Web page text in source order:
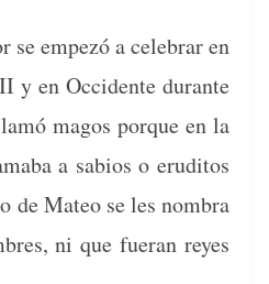
se empezó a cel­e­brar en
y en Occi­dente durante
magos porque en la
a sabios o eru­di­tos
de Mateo se les nom­bra
ni que fuer­an reyes